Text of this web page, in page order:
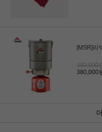
[MSR]리
380,000
380,000